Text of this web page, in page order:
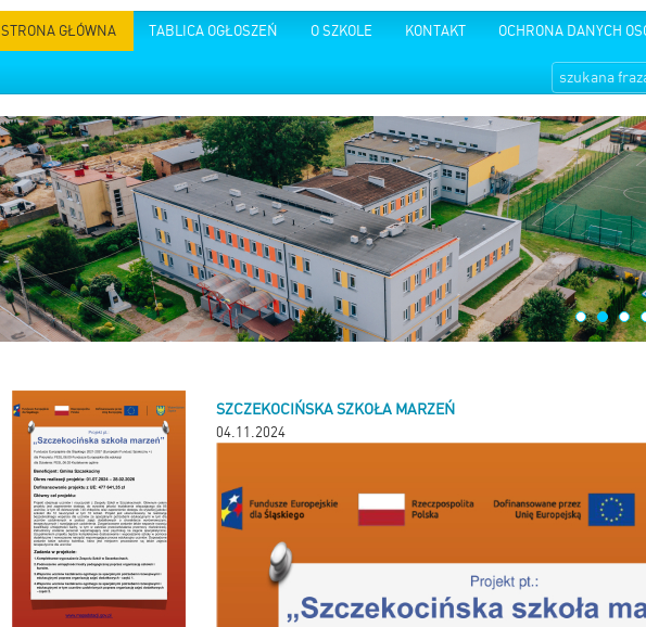
STRONA GŁÓWNA TABLICA OGŁOSZEŃ O SZKOLE KONTAKT OCHRONA DANYCH
SZCZEKOCIŃSKA SZKOŁA MARZEŃ
04.11.2024